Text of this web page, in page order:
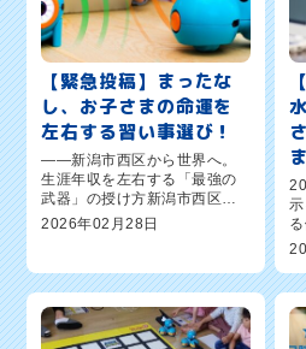
【緊急投稿】まったな
し、お子さまの命運を
左右する習い事選び！
――新潟市西区から世界へ。
生涯年収を左右する「最強の
武器」の授け方新潟市西区の
保護者の皆さま、こんにち
は。英語×プログラミング教室
校」オーナーの森憲一郎で
す。2026年現在、AI（人工知
能）の進化...
2026年02月28日